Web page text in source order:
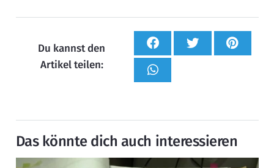
Du kannst den
Artikel teilen:
Das könnte dich auch interessieren